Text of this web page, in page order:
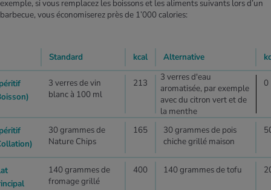
exemple, si vous remplacez les boissons et les aliments suivants lors d’un
barbecue, vous économiserez près de 1’000 calories:
Standard kcal Alternative
3 verres de vin
blanc à 100 ml
213
3 verres d'eau
aromatisée, par exemple
avec du citron vert et de
la menthe
0
30 grammes de
Nature Chips
165
30 grammes de pois
chiche grillé maison
140 grammes de
fromage grillé
400 140 grammes de tofu